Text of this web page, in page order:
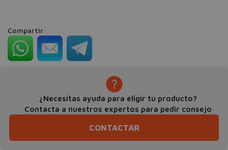
Compartir
¿Necesitas ayuda para eligir tu producto?
Contacta a nuestros expertos para pedir consejo
CONTACTAR